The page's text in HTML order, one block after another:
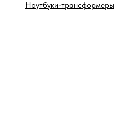
Ноутбуки-трансформеры